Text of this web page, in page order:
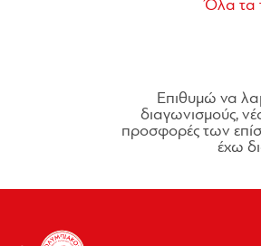
Όλα τα
Επιθυμώ να
διαγωνισμούς,
προσφορές των
έχω